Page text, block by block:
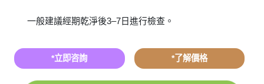
一般建議經期乾淨後3–7日進行檢查。
*立即咨詢 *了解價格